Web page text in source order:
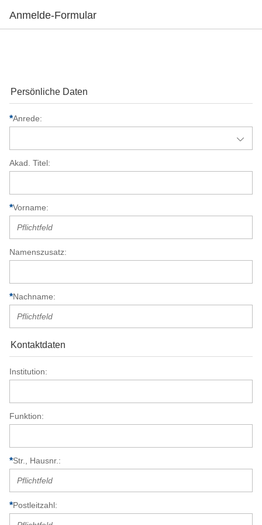
Anmelde-Formular
Persönliche Daten
Anrede
Akad. Titel
Vorname
Namenszusatz
Nachname
Kontaktdaten
Institution
Funktion
Str., Hausnr.
Postleitzahl